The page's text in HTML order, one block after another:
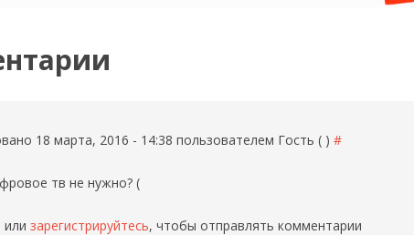
18 марта, 2016 - 14:38 пользователем Гость ( ) #
тв не нужно? (
или зарегистрируйтесь, чтобы отправлять комментарии